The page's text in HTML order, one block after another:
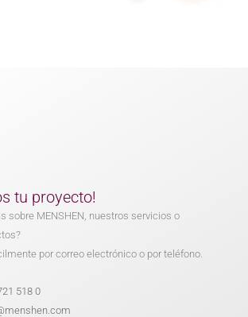
tu proyecto!
sobre MENSHEN, nuestros servicios o
por correo electrónico o por teléfono.
518 0